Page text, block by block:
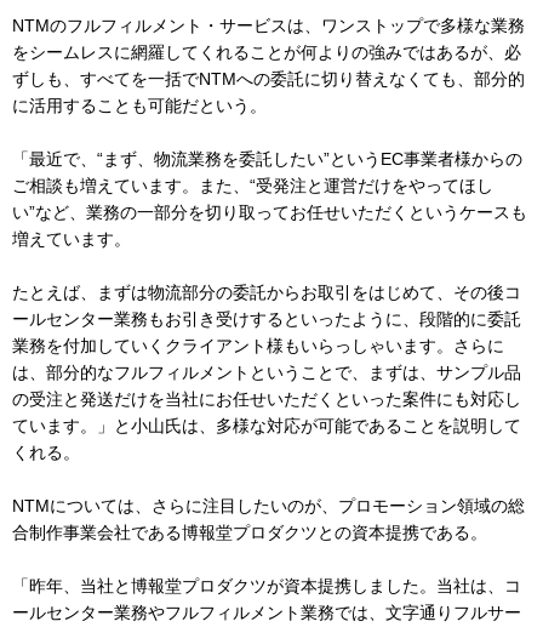
NTMのフルフィルメント・サービスは、ワンストップで多様な業務
をシームレスに網羅してくれることが何よりの強みではあるが、必
ずしも、すべてを一括でNTMへの委託に切り替えなくても、部分的
に活用することも可能だという。
「最近で、“まず、物流業務を委託したい”というEC事業者様からの
ご相談も増えています。また、“受発注と運営だけをやってほし
い”など、業務の一部分を切り取ってお任せいただくというケースも
増えています。
たとえば、まずは物流部分の委託からお取引をはじめて、その後コ
ールセンター業務もお引き受けするといったように、段階的に委託
業務を付加していくクライアント様もいらっしゃいます。さらに
は、部分的なフルフィルメントということで、まずは、サンプル品
の受注と発送だけを当社にお任せいただくといった案件にも対応し
ています。」と小山氏は、多様な対応が可能であることを説明して
くれる。
NTMについては、さらに注目したいのが、プロモーション領域の総
合制作事業会社である博報堂プロダクツとの資本提携である。
「昨年、当社と博報堂プロダクツが資本提携しました。当社は、コ
ールセンター業務やフルフィルメント業務では、文字通りフルサー